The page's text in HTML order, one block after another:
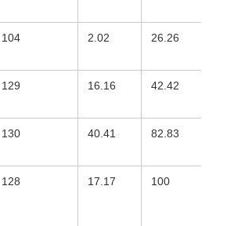
104 2.02 26.26
129 16.16 42.42
130 40.41 82.83
128 17.17 100